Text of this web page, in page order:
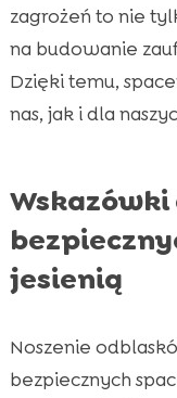
zagrożeń to nie
na budowanie
Dzięki temu,
nas, jak i dla
jesienią
Noszenie
bezpiecznych